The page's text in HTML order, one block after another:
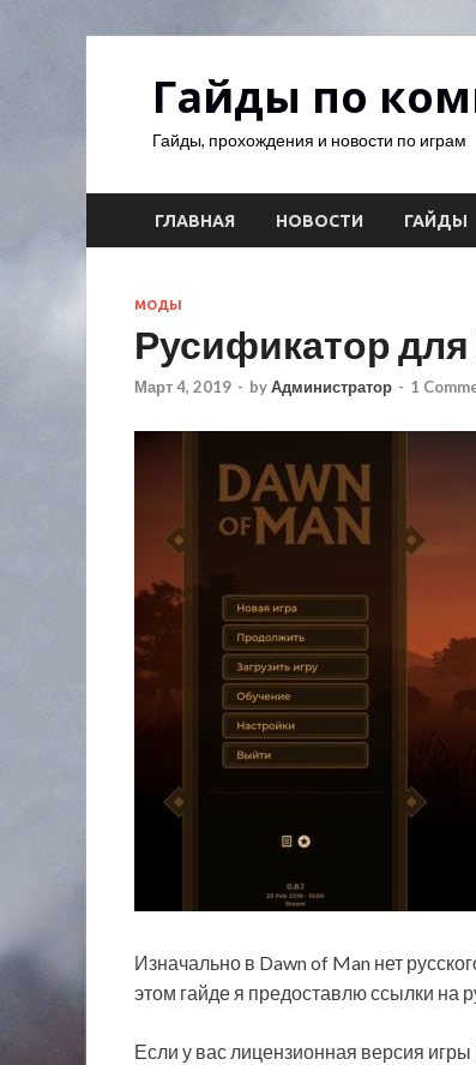
Гайды по
Гайды, прохождения и новости по играм
ГЛАВНАЯ НОВОСТИ ГАЙДЫ
МОДЫ
Русификатор для
Март 4, 2019 - byАдминистратор - 1
Изначально в Dawn of Man нет
этом гайде я предоставлю ссылки на
Если у вас лицензионная версия